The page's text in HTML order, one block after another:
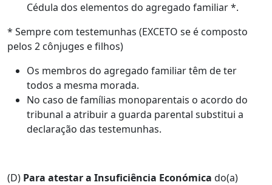
Cédula dos elementos do agregado familiar *.
* Sempre com testemunhas (EXCETO se é composto
pelos 2 cônjuges e filhos)
Os membros do agregado familiar têm de ter
todos a mesma morada.
No caso de famílias monoparentais o acordo do
tribunal a atribuir a guarda parental substitui a
declaração das testemunhas.
(D) Para atestar a Insuficiência Económica do(a)